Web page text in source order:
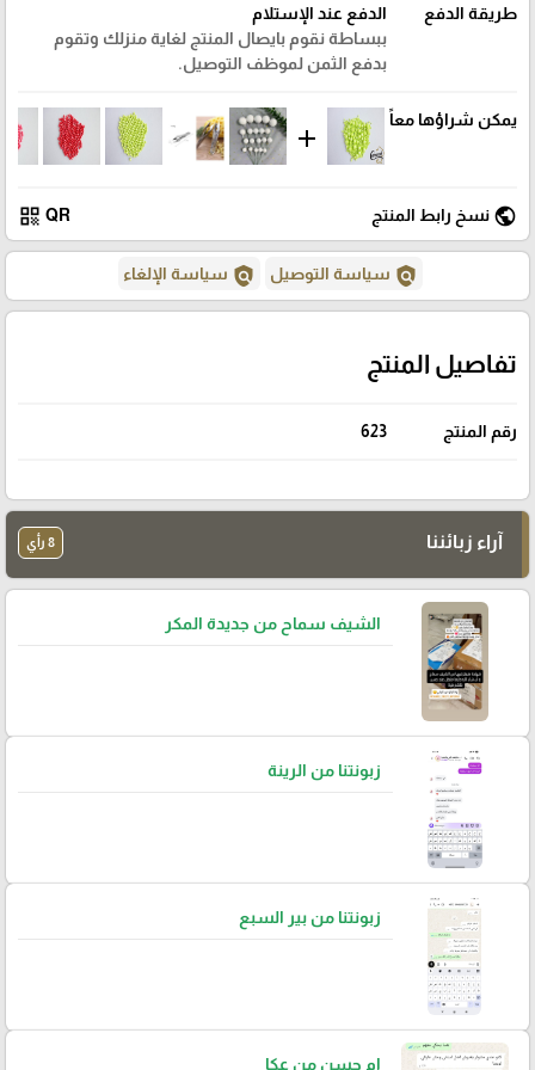
طريقة الدفع
الدفع عند الإستلام
ببساطة نقوم بايصال المنتج لغاية منزلك وتقوم
بدفع الثمن لموظف التوصيل.
يمكن شراؤها معاً
add
public نسخ رابط المنتج QR
qr_code
policy سياسة التوصيل policy سياسة الإلغاء
تفاصيل المنتج
رقم المنتج 623
آراء زبائننا 8 رأي
الشيف سماح من جديدة المكر
زبونتنا من الرينة
زبونتنا من بير السبع
ام حسن من عكا